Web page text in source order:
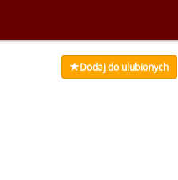
Dodaj do ulubionych